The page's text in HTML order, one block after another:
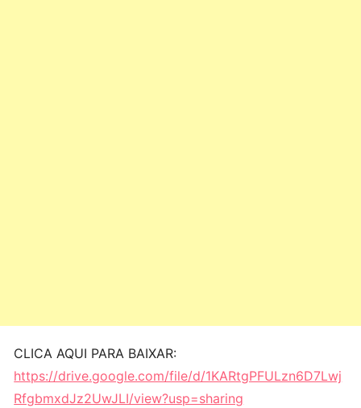
CLICA AQUI PARA BAIXAR:
https://drive.google.com/file/d/1KARtgPFULzn6D7Lwj
RfgbmxdJz2UwJLI/view?usp=sharing